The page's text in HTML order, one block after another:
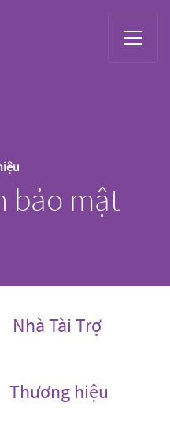
bảo mật
Nhà Tài Trợ
Thương hiệu